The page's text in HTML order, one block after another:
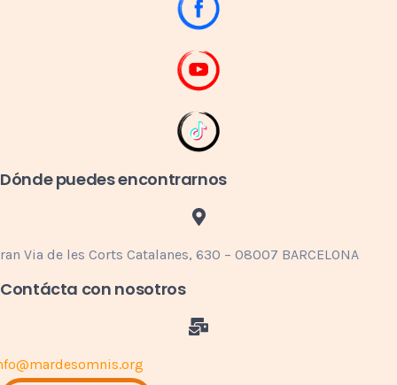
Dónde puedes encontrarnos
Via de les Corts Catalanes, 630 – 08007 BARCELONA
Contácta con nosotros